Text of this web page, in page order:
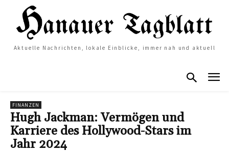
Aktuelle Nachrichten, lokale Einblicke, immer nah und aktuell
FINANZEN
Hugh Jackman: Vermögen und
Karriere des Hollywood-Stars im
Jahr 2024